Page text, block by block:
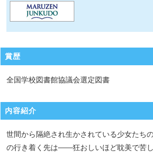
賞歴
全国学校図書館協議会選定図書
内容紹介
世間から隔絶され生かされている少女たち
の行き着く先は――狂おしいほど耽美で苦